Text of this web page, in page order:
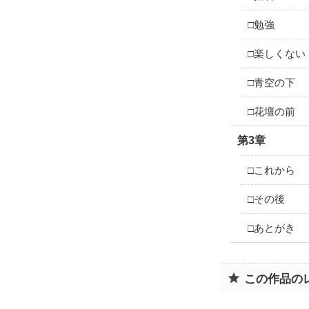
□勉強
□楽しくない
□青空の下
□花壇の前
第3章
□これから
□その後
□あとがき
この作品の